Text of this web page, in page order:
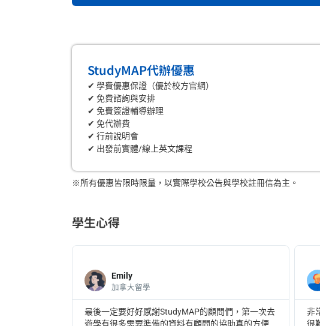
StudyMAP代辦優惠
✔ 學費優惠保證（優於校方官網）
✔ 免費諮詢與安排
✔ 免費簽證輔導辦理
✔ 免代辦費
✔ 行前說明會
✔ 出發前實體/線上英文課程
※所有優惠皆限時限量，以實際學校公告與學校註冊信為主。
學生心得
Emily
加拿大留學
最後一定要好好感謝StudyMAP的顧問們，第一次去
遊學有很多需要準備的資料有顧問的協助真的方便
非
很